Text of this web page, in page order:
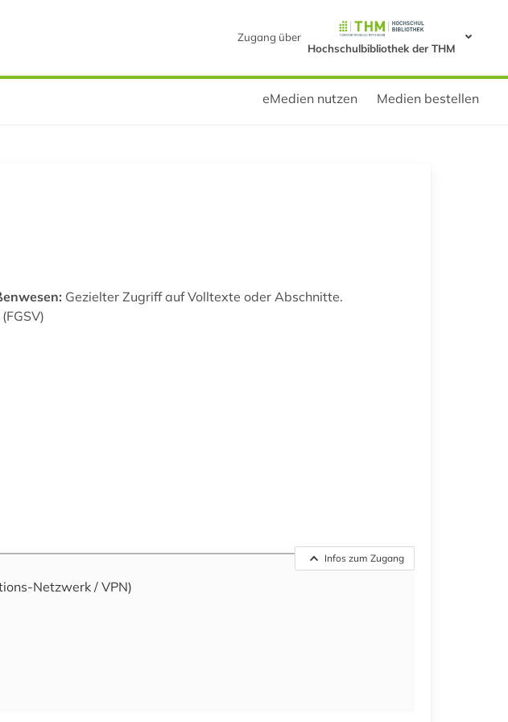
Zugang über
Hochschulbibliothek der THM
eMedien nutzen Medien bestellen
Gezielter Zugriff auf Volltexte oder Abschnitte.
Infos zum Zugang
Netzwerk / VPN)